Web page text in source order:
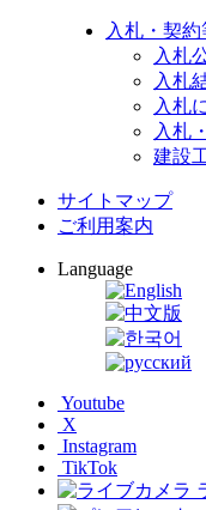
入札・契約
入札
入札
入札
入札
建設
サイトマップ
ご利用案内
Language
Youtube
X
Instagram
TikTok